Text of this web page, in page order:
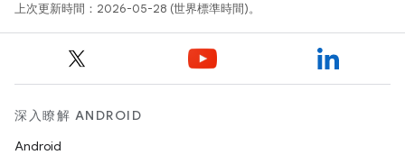
上次更新時間：2026-05-28 (世界標準時間)。
深入瞭解 ANDROID
Android